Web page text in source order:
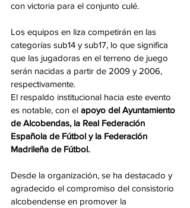
con victoria para el conjunto culé.
Los equipos en liza competirán en las
categorías sub14 y sub17, lo que significa
que las jugadoras en el terreno de juego
serán nacidas a partir de 2009 y 2006,
respectivamente.
El respaldo institucional hacia este evento
es notable, con el apoyo del Ayuntamiento
de Alcobendas, la Real Federación
Española de Fútbol y la Federación
Madrileña de Fútbol.
Desde la organización, se ha destacado y
agradecido el compromiso del consistorio
alcobendense en promover la